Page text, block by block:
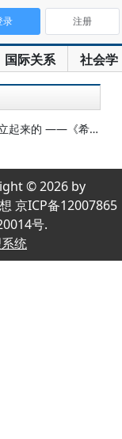
国际关系 社会学
录 注册
《希腊对德意志的暴政
© 2026 by
京ICP备12007865
号.
统